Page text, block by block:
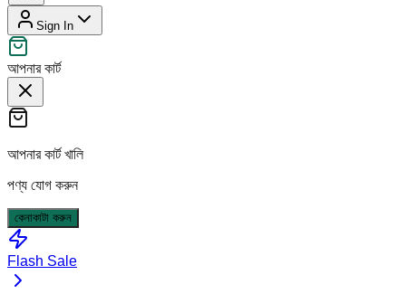
Sign In
আপনার কার্ট
আপনার কার্ট খালি
পণ্য যোগ করুন
কেনাকাটা করুন
Flash Sale